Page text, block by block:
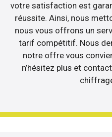
votre satisfaction est
réussite. Ainsi, nous
nous vous offrons un
tarif compétitif. Nous
notre offre vous
n’hésitez plus et